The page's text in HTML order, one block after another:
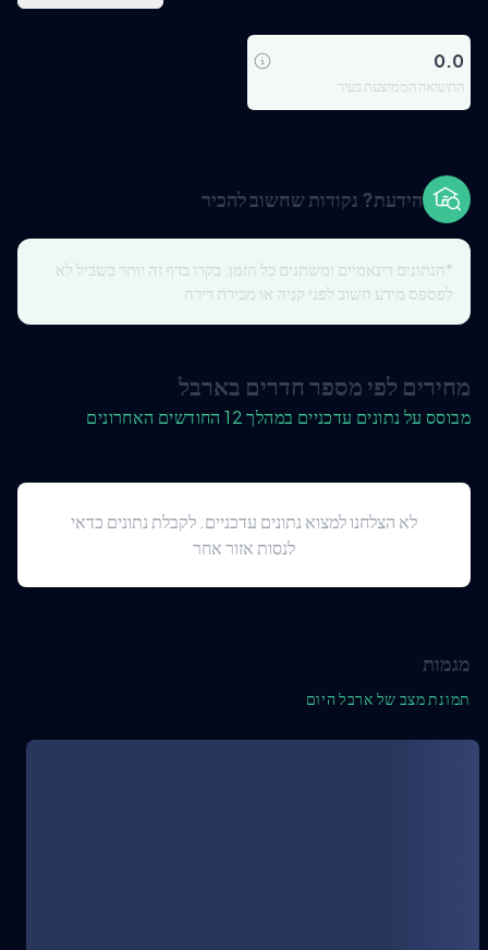
0.0
התשואה הממוצעת בעיר
הידעת? נקודות שחשוב להכיר
*הנתונים דינאמיים ומשתנים כל הזמן, בקרו בדף זה יותר בשביל לא
לפספס מידע חשוב לפני קניה או מכירת דירה.
מחירים לפי מספר חדרים בארבל
מבוסס על נתונים עדכניים במהלך 12 החודשים האחרונים
לא הצלחנו למצוא נתונים עדכניים. לקבלת נתונים כדאי
לנסות אזור אחר
מגמות
תמונת מצב של ארבל היום